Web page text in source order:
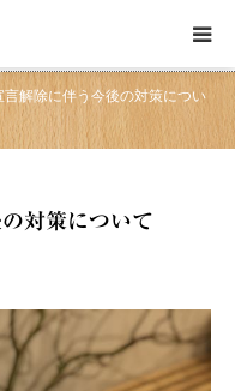
言解除に伴う今後の対策につい
対策について
ュー
ご質問